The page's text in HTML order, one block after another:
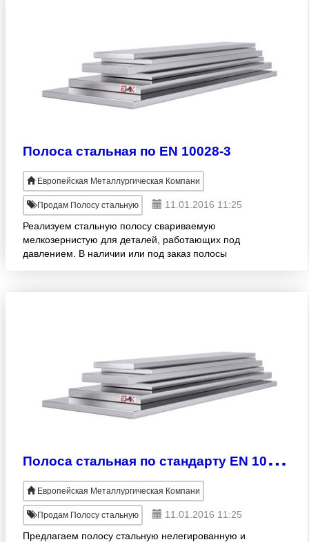
Полоса стальная по EN 10028-3
Европейская Металлургическая Компани
Продам Полосу стальную
11.01.2016 11:25
Реализуем стальную полосу свариваемую
мелкозернистую для деталей, работающих под
давлением. В наличии или под заказ полосы
П
олоса стальная по стандарту EN 10028-2
Европейская Металлургическая Компани
Продам Полосу стальную
11.01.2016 11:25
Предлагаем полосу стальную нелегированную и